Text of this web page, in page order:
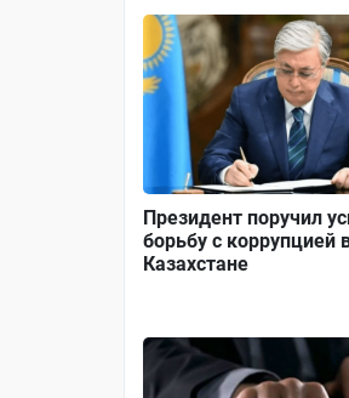
Президент поручил
борьбу с коррупцией
Казахстане